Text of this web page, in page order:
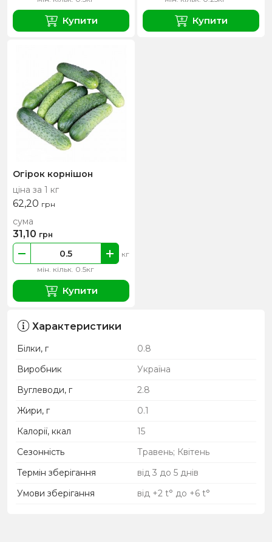
Купити Купити
Огірок корнішон
ціна за 1 кг
62,20 грн
мін. кільк. 0.5кг
кг
сума
31,10 грн
Купити
Характеристики
Білки, г
0.8
Виробник
Україна
Вуглеводи, г
2.8
Жири, г
0.1
Калорії, ккал
15
Сезонність
Травень; Квітень
Термін зберігання
від 3 до 5 днів
Умови зберігання
від +2 t° до +6 t°